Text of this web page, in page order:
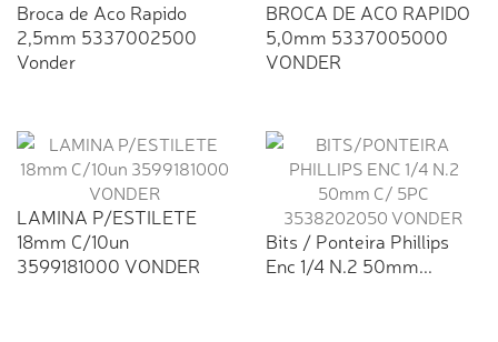
Broca de Aco Rapido
2,5mm 5337002500
Vonder
BROCA DE ACO RAPIDO
5,0mm 5337005000
VONDER
LAMINA P/ESTILETE
18mm C/10un
3599181000 VONDER
Bits / Ponteira Phillips
Enc 1/4 N.2 50mm...